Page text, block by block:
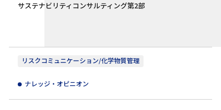
リスクコミュニケーション/化学物質管理
ナレッジ・オピニオン
サステナビリティコンサルティング第2部